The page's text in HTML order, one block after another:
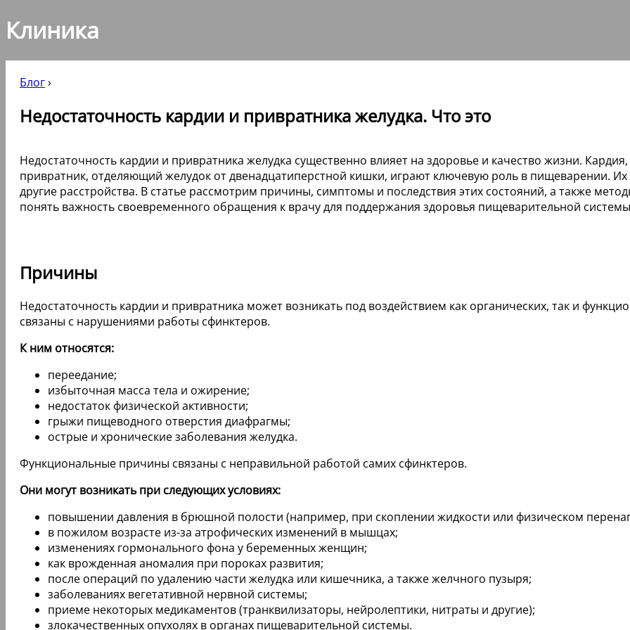
Клиника
Блог›
Недостаточность кардии и привратника желудка. Что это
Недостаточность кардии и привратника желудка существенно влияет на здоровье и качество жизни.
привратник, отделяющий желудок от двенадцатиперстной кишки, играют ключевую роль в пищеварении. Их
другие расстройства. В статье рассмотрим причины, симптомы и последствия этих состояний, а также
понять важность своевременного обращения к врачу для поддержания здоровья пищеварительной
Причины
Недостаточность кардии и привратника может возникать под воздействием как органических, так и
связаны с нарушениями работы сфинктеров.
К ним относятся:
переедание;
избыточная масса тела и ожирение;
недостаток физической активности;
грыжи пищеводного отверстия диафрагмы;
острые и хронические заболевания желудка.
Функциональные причины связаны с неправильной работой самих сфинктеров.
Они могут возникать при следующих условиях:
повышении давления в брюшной полости (например, при скоплении жидкости или физическом
в пожилом возрасте из-за атрофических изменений в мышцах;
изменениях гормонального фона у беременных женщин;
как врожденная аномалия при пороках развития;
после операций по удалению части желудка или кишечника, а также желчного пузыря;
заболеваниях вегетативной нервной системы;
приеме некоторых медикаментов (транквилизаторы, нейролептики, нитраты и другие);
злокачественных опухолях в органах пищеварительной системы.